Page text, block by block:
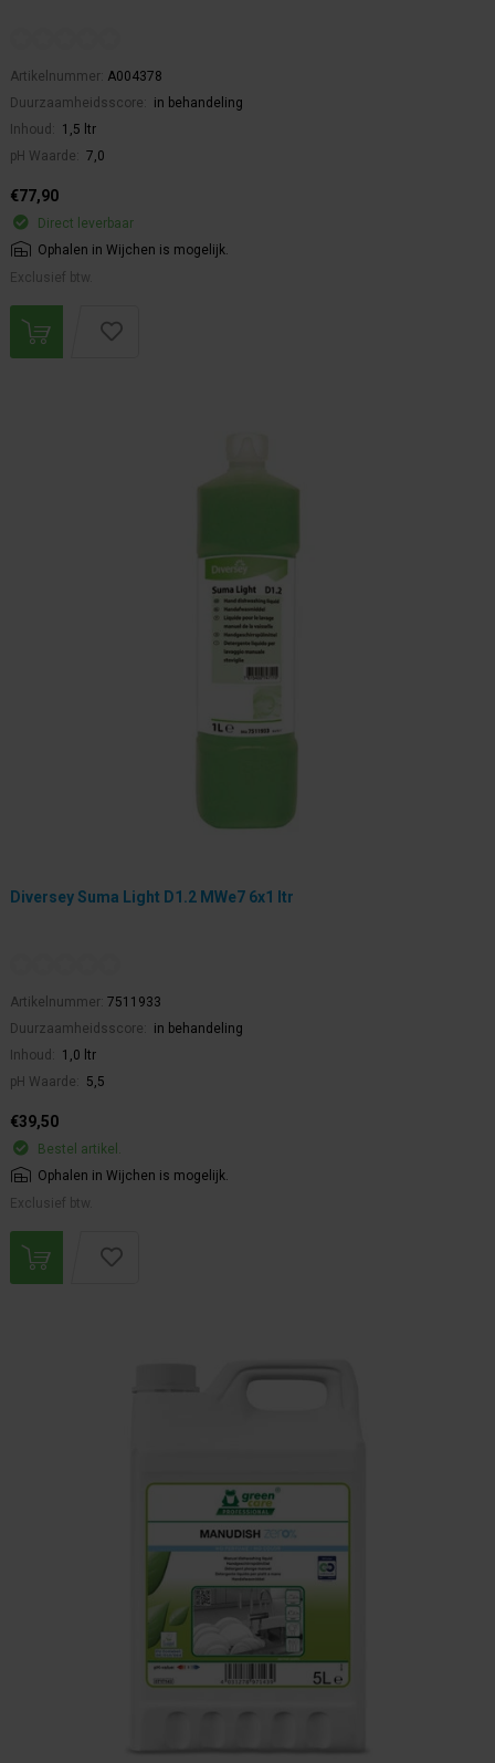
Artikelnummer: A004378
Duurzaamheidsscore:
in behandeling
Inhoud:
1,5 ltr
pH Waarde:
7,0
€77,90
Direct leverbaar
Ophalen in Wijchen is mogelijk.
Exclusief btw.
Diversey Suma Light D1.2 MWe7 6x1 ltr
Artikelnummer: 7511933
Duurzaamheidsscore:
in behandeling
Inhoud:
1,0 ltr
pH Waarde:
5,5
€39,50
Bestel artikel.
Ophalen in Wijchen is mogelijk.
Exclusief btw.